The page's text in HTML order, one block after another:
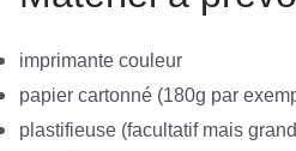
imprimante couleur
papier cartonné (180g par
plastifieuse (facultatif mais